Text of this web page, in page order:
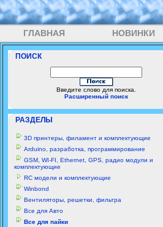
ГЛАВНАЯ НОВИНКИ
ПОИСК
Введите слово для поиска.
Расширенный поиск
РАЗДЕЛЫ
3D принтеры, филамент и комплектующие
Arduino, разработка, программирование
GSM, WI-FI, Ethernet, GPS, радио модули и
комплектующие
RC модели и комплектующие
Winbond
Вентиляторы, решетки, фильтра
Все для Авто
Все для пайки